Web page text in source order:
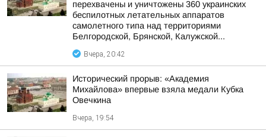
перехвачены и уничтожены 360 украинских
беспилотных летательных аппаратов
самолетного типа над территориями
Белгородской, Брянской, Калужской...
Вчера, 20:42
Исторический прорыв: «Академия
Михайлова» впервые взяла медали Кубка
Овечкина
Вчера, 19:54